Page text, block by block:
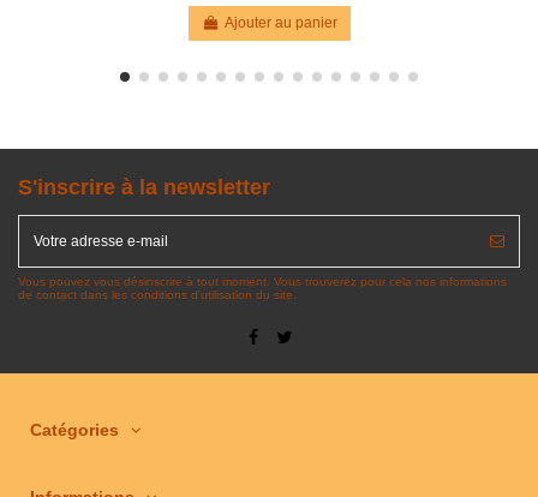
Ajouter au panier
S'inscrire à la newsletter
Vous pouvez vous désinscrire à tout moment. Vous trouverez pour cela nos informations
de contact dans les conditions d'utilisation du site.
Catégories